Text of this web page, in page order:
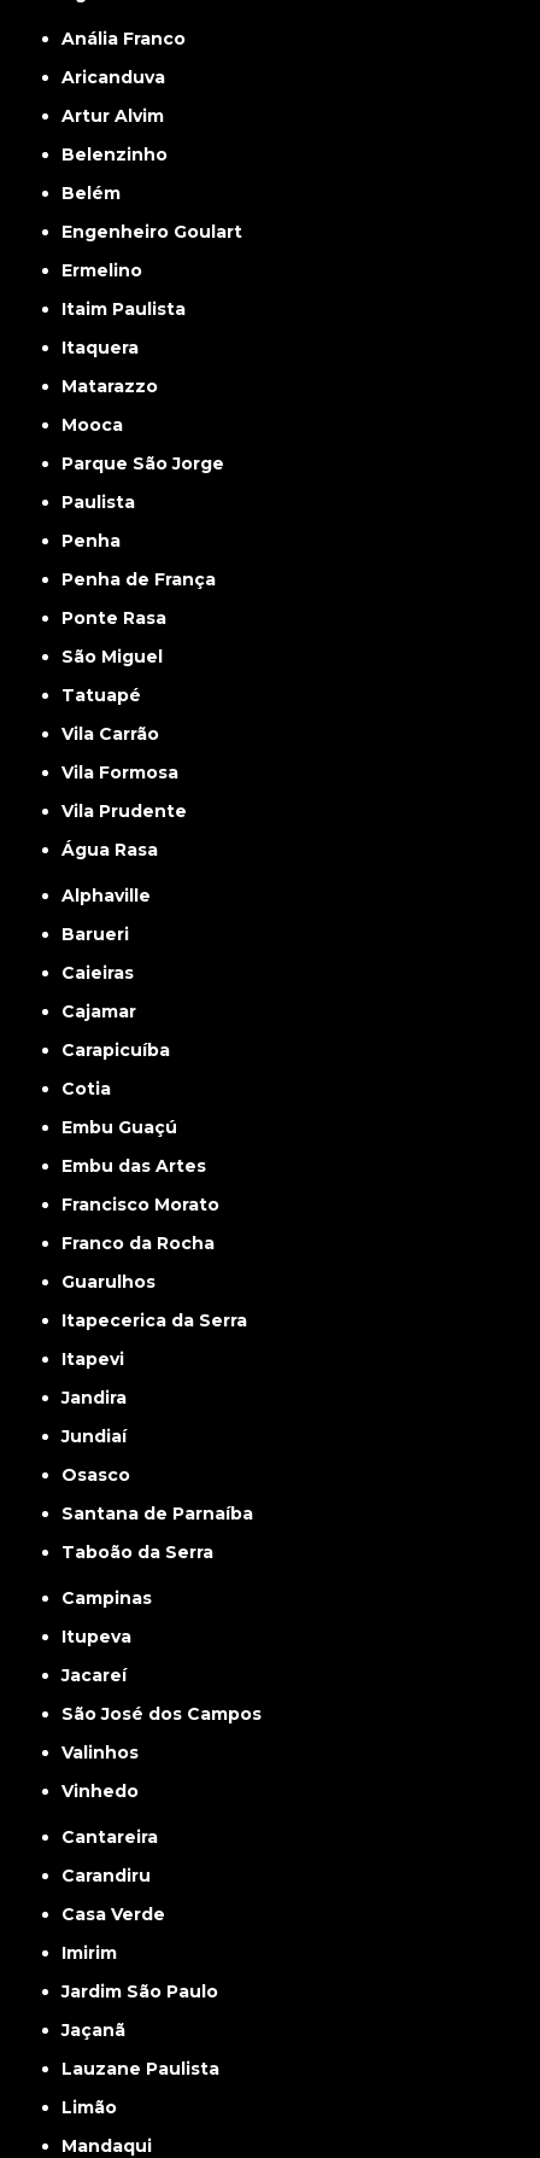
Anália Franco
Aricanduva
Artur Alvim
Belenzinho
Belém
Engenheiro Goulart
Ermelino
Itaim Paulista
Itaquera
Matarazzo
Mooca
Parque São Jorge
Paulista
Penha
Penha de França
Ponte Rasa
São Miguel
Tatuapé
Vila Carrão
Vila Formosa
Vila Prudente
Água Rasa
Alphaville
Barueri
Caieiras
Cajamar
Carapicuíba
Cotia
Embu Guaçú
Embu das Artes
Francisco Morato
Franco da Rocha
Guarulhos
Itapecerica da Serra
Itapevi
Jandira
Jundiaí
Osasco
Santana de Parnaíba
Taboão da Serra
Campinas
Itupeva
Jacareí
São José dos Campos
Valinhos
Vinhedo
Cantareira
Carandiru
Casa Verde
Imirim
Jardim São Paulo
Jaçanã
Lauzane Paulista
Limão
Mandaqui